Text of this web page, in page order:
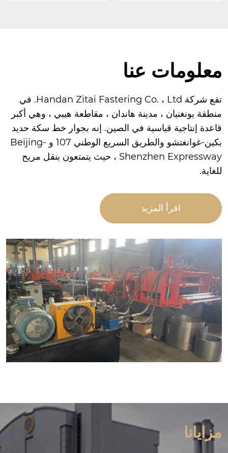
معلومات عنا
تقع شركة Handan Zitai Fastering Co. ، Ltd. في
منطقة يونغنيان ، مدينة هاندان ، مقاطعة هيبي ، وهي أكبر
قاعدة إنتاجية قياسية في الصين. إنه بجوار خط سكة حديد
بكين-غوانغتشو والطريق السريع الوطني 107 و Beijing-
Shenzhen Expressway ، حيث يتمتعون بنقل مريح
للغاية.
اقرأ المزيد
مزايانا